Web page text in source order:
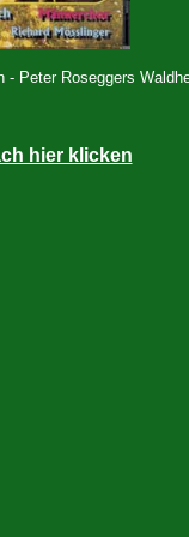
- Peter Roseggers
hier klicken